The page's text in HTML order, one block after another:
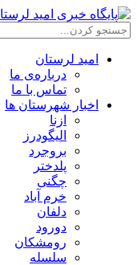
امید لرستان
درباره‌ی ما
تماس با ما
اخبار شهرستان ها
ازنا
الیگودرز
بروجرد
پلدختر
چگنی
خرم آباد
دلفان
دورود
رومشکان
سلسله